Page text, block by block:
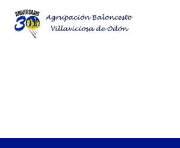
contenido